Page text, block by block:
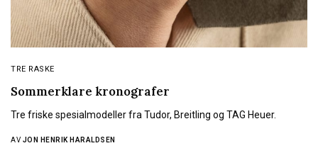
TRE RASKE
Sommerklare kronografer
Tre friske spesialmodeller fra Tudor, Breitling og TAG Heuer.
AV JON HENRIK HARALDSEN